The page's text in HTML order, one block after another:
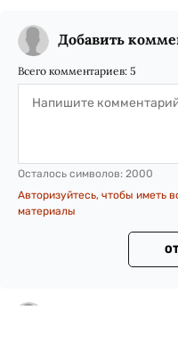
Добавить
Всего комментариев: 5
Осталось символов: 2000
Авторизуйтесь, чтобы иметь
материалы